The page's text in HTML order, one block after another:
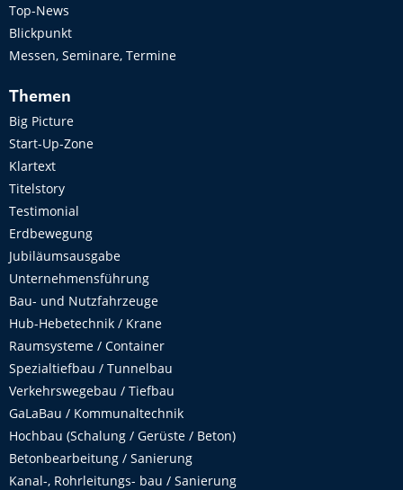
Top-News
Blickpunkt
Messen, Seminare, Termine
Themen
Big Picture
Start-Up-Zone
Klartext
Titelstory
Testimonial
Erdbewegung
Jubiläumsausgabe
Unternehmensführung
Bau- und Nutzfahrzeuge
Hub-Hebetechnik / Krane
Raumsysteme / Container
Spezialtiefbau / Tunnelbau
Verkehrswegebau / Tiefbau
GaLaBau / Kommunaltechnik
Hochbau (Schalung / Gerüste / Beton)
Betonbearbeitung / Sanierung
Kanal-, Rohrleitungs- bau / Sanierung